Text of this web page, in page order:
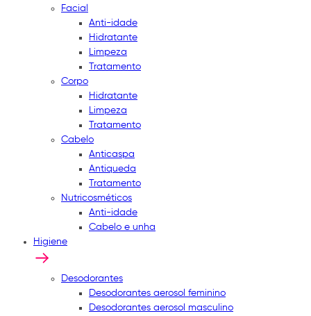
Facial
Anti-idade
Hidratante
Limpeza
Tratamento
Corpo
Hidratante
Limpeza
Tratamento
Cabelo
Anticaspa
Antiqueda
Tratamento
Nutricosméticos
Anti-idade
Cabelo e unha
Higiene
Desodorantes
Desodorantes aerosol feminino
Desodorantes aerosol masculino